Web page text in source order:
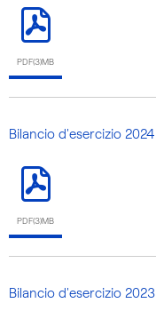
PDF(3)MB
Bilancio d'esercizio 2024
PDF(3)MB
Bilancio d'esercizio 2023